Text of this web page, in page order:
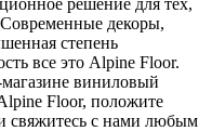
декоры,
степень
все это Alpine Floor.
виниловый
Floor, положите
свяжитесь с нами любым